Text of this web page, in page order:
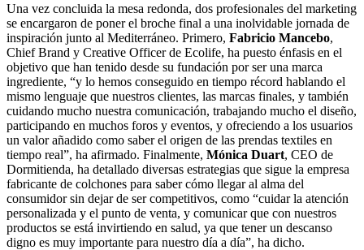
Una vez concluida la mesa redonda, dos profesionales del marketing
se encargaron de poner el broche final a una inolvidable jornada de
inspiración junto al Mediterráneo. Primero, Fabricio Mancebo,
Chief Brand y Creative Officer de Ecolife, ha puesto énfasis en el
objetivo que han tenido desde su fundación por ser una marca
ingrediente, “y lo hemos conseguido en tiempo récord hablando el
mismo lenguaje que nuestros clientes, las marcas finales, y también
cuidando mucho nuestra comunicación, trabajando mucho el diseño,
participando en muchos foros y eventos, y ofreciendo a los usuarios
un valor añadido como saber el origen de las prendas textiles en
tiempo real”, ha afirmado. Finalmente, Mónica Duart, CEO de
Dormitienda, ha detallado diversas estrategias que sigue la empresa
fabricante de colchones para saber cómo llegar al alma del
consumidor sin dejar de ser competitivos, como “cuidar la atención
personalizada y el punto de venta, y comunicar que con nuestros
productos se está invirtiendo en salud, ya que tener un descanso
digno es muy importante para nuestro día a día”, ha dicho.